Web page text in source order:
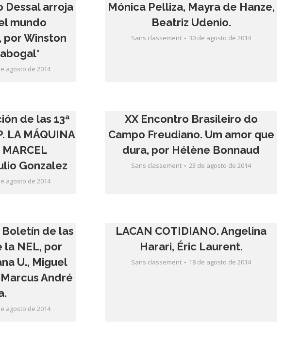
Dessal arroja
mundo
Winston
agosto de 2014
Mónica Pelliza, Mayra de Hanze,
Beatriz Udenio.
Sans classement 30 de agosto de 2014
de las 13ª
LA MÁQUINA
MARCEL
Gonzalez
agosto de 2014
XX Encontro Brasileiro do
Campo Freudiano. Um amor que
dura, por Hélène Bonnaud
Sans classement 23 de agosto de 2014
de las
la NEL, por
U., Miguel
André
agosto de 2014
LACAN COTIDIANO. Angelina
Harari, Éric Laurent.
Sans classement 18 de agosto de 2014